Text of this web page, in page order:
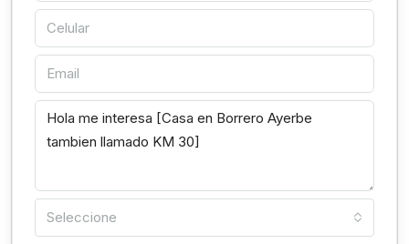
Seleccione